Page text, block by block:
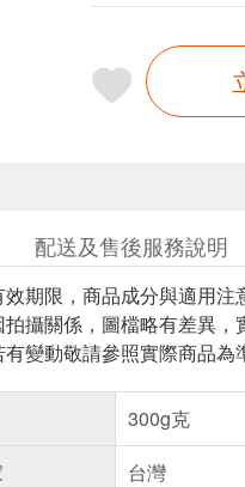
配送及售後服務說明
期限，商品成分與適用注
攝關係，圖檔略有差異，
變動敬請參照實際商品為
300g克
台灣